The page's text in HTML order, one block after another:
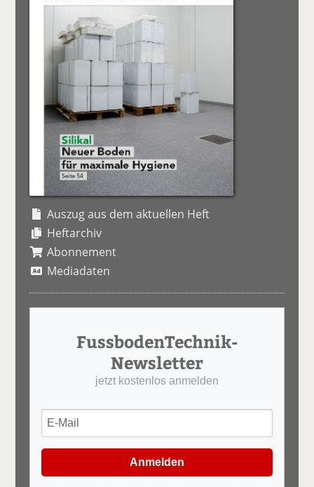
Auszug aus dem aktuellen Heft
Heftarchiv
Abonnement
Mediadaten
FussbodenTechnik-
Newsletter
jetzt kostenlos anmelden
Anmelden